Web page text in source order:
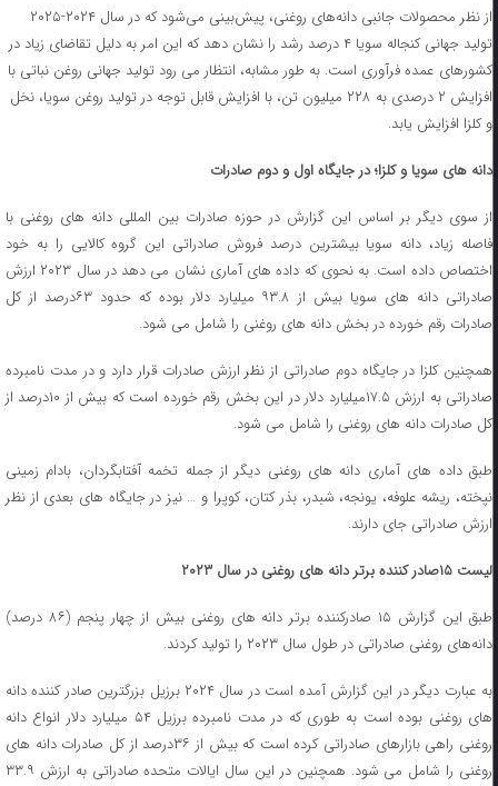
از نظر محصولات جانبی دانه‌های روغنی، پیش‌بینی می‌شود که در سال ۲۰۲۴-۲۰۲۵
تولید جهانی کنجاله سویا ۴ درصد رشد را نشان دهد که این امر به دلیل تقاضای زیاد در
کشورهای عمده فرآوری است. به طور مشابه، انتظار می رود تولید جهانی روغن نباتی با
افزایش ۲ درصدی به ۲۲۸ میلیون تن، با افزایش قابل توجه در تولید روغن سویا، نخل
و کلزا افزایش یابد.
دانه های سویا و کلزا؛ در جایگاه اول و دوم صادرات
از سوی دیگر بر اساس این گزارش در حوزه صادرات بین المللی دانه های روغنی با
فاصله زیاد، دانه سویا بیشترین درصد فروش صادراتی این گروه کالایی را به خود
اختصاص داده است. به نحوی که داده های آماری نشان می دهد در سال ۲۰۲۳ ارزش
صادراتی دانه های سویا بیش از ۹۳.۸ میلیارد دلار بوده که حدود ۶۳درصد از کل
صادرات رقم خورده در بخش دانه های روغنی را شامل می شود.
همچنین کلزا در جایگاه دوم صادراتی از نظر ارزش صادرات قرار دارد و در مدت نامبرده
صادراتی به ارزش ۱۷.۵میلیارد دلار در این بخش رقم خورده است که بیش از ۱۰درصد از
کل صادرات دانه های روغنی را شامل می شود.
طبق داده های آماری دانه های روغنی دیگر از جمله تخمه آفتابگردان، بادام زمینی
نپخته، ریشه علوفه، یونجه، شبدر، بذر کتان، کوپرا و … نیز در جایگاه های بعدی از نظر
ارزش صادراتی جای دارند.
لیست ۱۵صادر کننده برتر دانه های روغنی در سال ۲۰۲۳
طبق این گزارش ۱۵ صادرکننده برتر دانه های روغنی بیش از چهار پنجم (۸۶ درصد)
دانه‌های روغنی صادراتی در طول سال ۲۰۲۳ را تولید کردند.
به عبارت دیگر در این گزارش آمده است در سال ۲۰۲۴ برزیل بزرگترین صادر کننده دانه
های روغنی بوده است به طوری که در مدت نامبرده برزیل ۵۴ میلیارد دلار انواع دانه
روغنی راهی بازارهای صادراتی کرده است که بیش از ۳۶درصد از کل صادرات دانه های
روغنی را شامل می شود. همچنین در این سال ایالات متحده صادراتی به ارزش ۳۳.۹